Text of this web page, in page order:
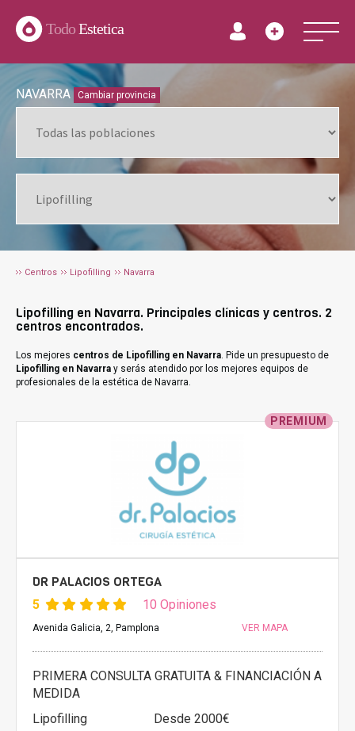
TodoEstetica
NAVARRA Cambiar provincia
Centros Lipofilling Navarra
Lipofilling en Navarra. Principales clínicas y centros. 2
centros encontrados.
Los mejores centros de Lipofilling en Navarra. Pide un presupuesto de
Lipofilling en Navarra y serás atendido por los mejores equipos de
profesionales de la estética de Navarra.
PREMIUM
DR PALACIOS ORTEGA
5 10 Opiniones
Avenida Galicia, 2, Pamplona VER MAPA
PRIMERA CONSULTA GRATUITA & FINANCIACIÓN A
MEDIDA
Lipofilling
Desde 2000€